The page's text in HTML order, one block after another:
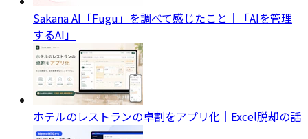
Sakana AI「Fugu」を調べて感じたこと｜「AIを管理
するAI」
ホテルのレストランの卓割をアプリ化｜Excel脱却の話